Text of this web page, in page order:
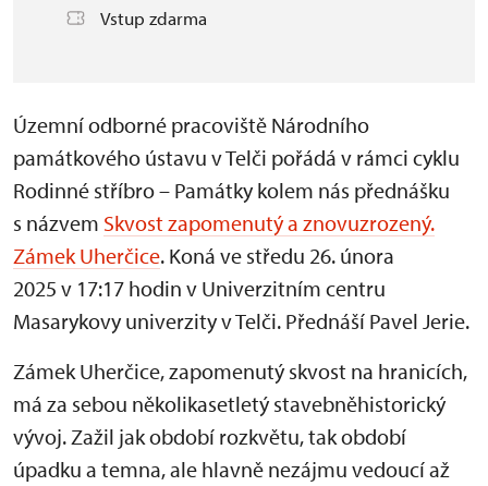
Vstup zdarma
Územní odborné pracoviště Národního
památkového ústavu v Telči pořádá v rámci cyklu
Rodinné stříbro – Památky kolem nás přednášku
s názvem Skvost zapomenutý a znovuzrozený.
Zámek Uherčice. Koná ve středu 26. února
2025 v 17:17 hodin v Univerzitním centru
Masarykovy univerzity v Telči. Přednáší Pavel Jerie.
Zámek Uherčice, zapomenutý skvost na hranicích,
má za sebou několikasetletý stavebněhistorický
vývoj. Zažil jak období rozkvětu, tak období
úpadku a temna, ale hlavně nezájmu vedoucí až